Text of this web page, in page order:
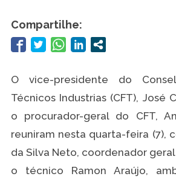
Compartilhe:
O vice-presidente do
Técnicos Industrias (CFT), José
o procurador-geral do CFT,
reuniram nesta quarta-feira (7),
da Silva Neto, coordenador
o técnico Ramon Araújo,